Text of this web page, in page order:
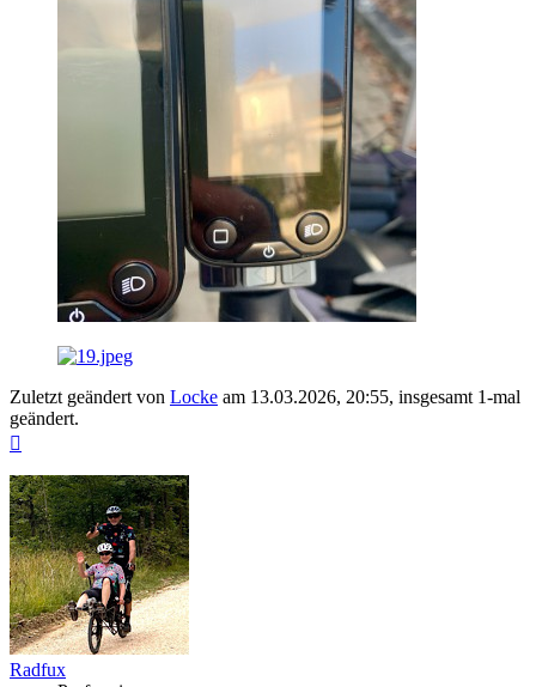
Zuletzt geändert von Locke am 13.03.2026, 20:55, insgesamt 1-mal
geändert.
Radfux